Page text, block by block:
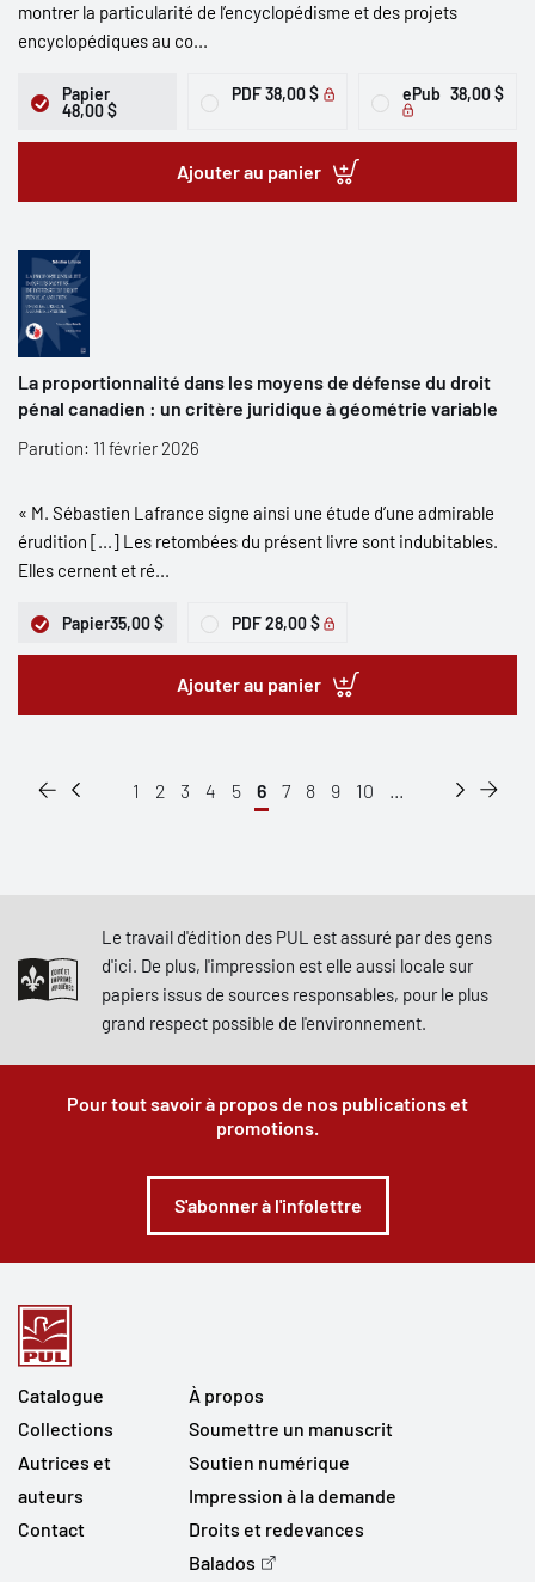
montrer la particularité de l’encyclopédisme et des projets
encyclopédiques au co...
Papier
48,00 $
PDF 38,00 $ ePub 38,00 $
Ajouter au panier
La proportionnalité dans les moyens de défense du droit
pénal canadien : un critère juridique à géométrie variable
Parution: 11 février 2026
« M. Sébastien Lafrance signe ainsi une étude d’une admirable
érudition [...] Les retombées du présent livre sont indubitables.
Elles cernent et ré...
Papier35,00 $ PDF28,00 $
Ajouter au panier
1 2 3 4 5 6 7 8 9 10 ...
Le travail d'édition des PUL est assuré par des gens
d'ici. De plus, l'impression est elle aussi locale sur
papiers issus de sources responsables, pour le plus
grand respect possible de l'environnement.
Pour tout savoir à propos de nos publications et
promotions.
S'abonner à l'infolettre
Catalogue
Collections
Autrices et
auteurs
Contact
À propos
Soumettre un manuscrit
Soutien numérique
Impression à la demande
Droits et redevances
Balados